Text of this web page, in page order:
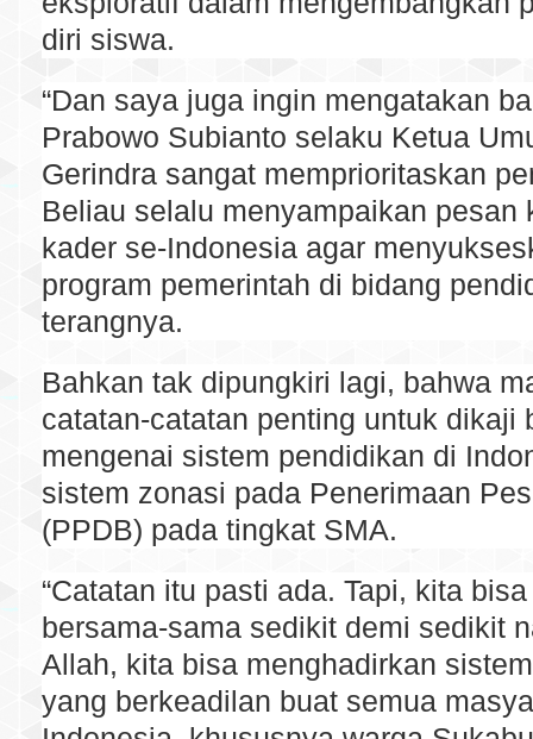
diri siswa.
“Dan saya juga ingin mengatakan
Prabowo Subianto selaku Ketua
Gerindra sangat memprioritaskan
Beliau selalu menyampaikan pesan
kader se-Indonesia agar
program pemerintah di bidang
terangnya.
Bahkan tak dipungkiri lagi, bahwa
catatan-catatan penting untuk dikaji
mengenai sistem pendidikan di
sistem zonasi pada Penerimaan
(PPDB) pada tingkat SMA.
“Catatan itu pasti ada. Tapi, kita
bersama-sama sedikit demi sedikit
Allah, kita bisa menghadirkan
yang berkeadilan buat semua